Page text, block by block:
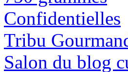
Confidentielles
Tribu
Salon du blog